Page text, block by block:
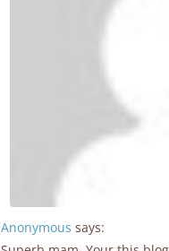
Anonymous says: